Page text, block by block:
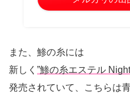
また、鯵の糸には
新しく ”鯵の糸エステル
発売されていて、こちらは